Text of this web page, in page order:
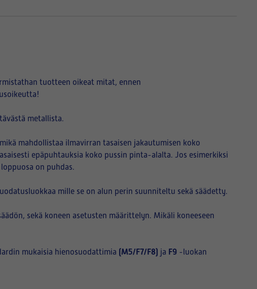
tuotteen oikeat mitat, ennen
metallista.
mahdollistaa ilmavirran tasaisen jakautumisen koko
epäpuhtauksia koko pussin pinta-alalta. Jos esimerkiksi
on puhdas.
mille se on alun perin suunniteltu sekä säädetty.
sekä koneen asetusten määrittelyn. Mikäli koneeseen
mukaisia hienosuodattimia (M5/F7/F8) ja F9 -luokan